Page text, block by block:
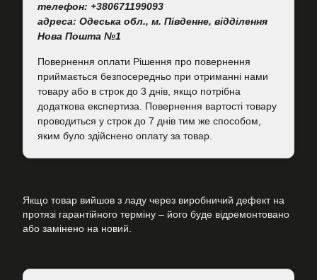
телефон: +380671199093
адреса: Одеська обл., м. Південне, відділення
Нова Пошта №1
Повернення оплати Рішення про повернення
приймається безпосередньо при отриманні нами
товару або в строк до 3 днів, якщо потрібна
додаткова експертиза. Повернення вартості товару
проводиться у строк до 7 днів тим же способом,
яким було здійснено оплату за товар.
Якщо товар вийшов з ладу через виробничий дефект на
протязі гарантійного терміну – його буде відремонтовано
або замінено на новий.